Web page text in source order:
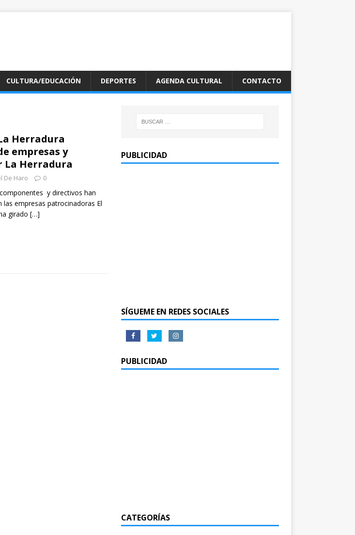
CULTURA/EDUCACIÓN DEPORTES AGENDA CULTURAL CONTACTO
Herradura
empresas y
La Herradura
De Haro 0
y directivos han
empresas patrocinadoras El
girado […]
PUBLICIDAD
SÍGUEME EN REDES SOCIALES
PUBLICIDAD
CATEGORÍAS